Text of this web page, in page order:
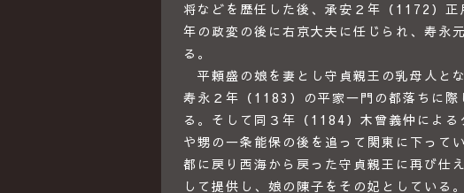
将などを歴任した後、承安２年（1172）
年の政変の後に右京大夫に任じられ、寿永
る。
平頼盛の娘を妻とし守貞親王の乳母人と
寿永２年（1183）の平家一門の都落ちに
る。そして同３年（1184）木曾義仲によ
や甥の一条能保の後を追って関東に下って
都に戻り西海から戻った守貞親王に再び仕
して提供し、娘の陳子をその妃としてい